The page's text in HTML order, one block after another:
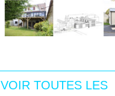
VOIR TOUTES LES